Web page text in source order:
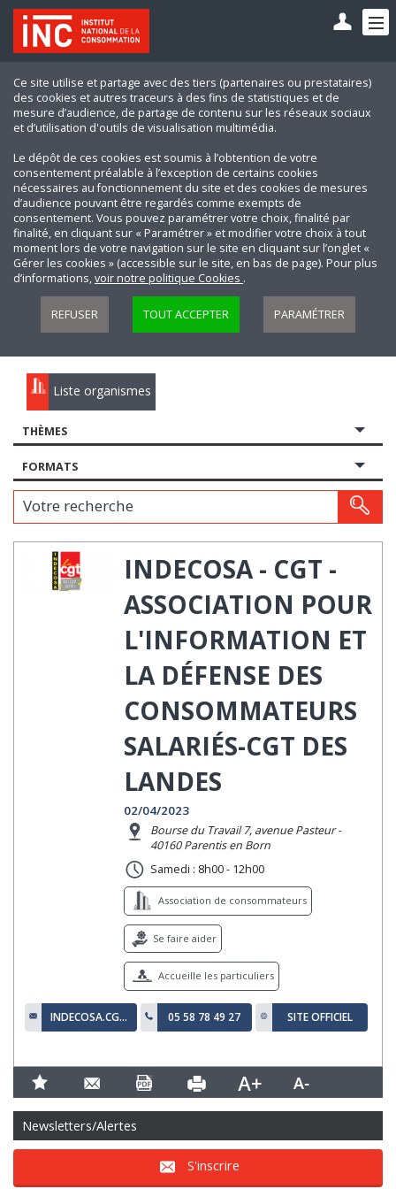
Ce site utilise et partage avec des tiers (partenaires ou prestataires)
des cookies et autres traceurs à des fins de statistiques et de
mesure d’audience, de partage de contenu sur les réseaux sociaux
et d’utilisation d'outils de visualisation multimédia.
Le dépôt de ces cookies est soumis à l’obtention de votre
consentement préalable à l’exception de certains cookies
nécessaires au fonctionnement du site et des cookies de mesures
d’audience pouvant être regardés comme exempts de
consentement. Vous pouvez paramétrer votre choix, finalité par
finalité, en cliquant sur « Paramétrer » et modifier votre choix à tout
moment lors de votre navigation sur le site en cliquant sur l’onglet «
Gérer les cookies » (accessible sur le site, en bas de page). Pour plus
d’informations,voir notre politique Cookies .
REFUSER TOUT ACCEPTER PARAMÉTRER
Liste organismes
THÈMES
FORMATS
Votre recherche
INDECOSA - CGT -
ASSOCIATION POUR
L'INFORMATION ET
LA DÉFENSE DES
CONSOMMATEURS
SALARIÉS-CGT DES
LANDES
02/04/2023
Bourse du Travail 7, avenue Pasteur -
40160 Parentis en Born
Samedi : 8h00 - 12h00
Association de consommateurs
Se faire aider
Accueille les particuliers
INDECOSA.CGT.PARENTIS@WANADOO.FR 05 58 78 49 27 SITE OFFICIEL
Newsletters/Alertes
S'inscrire